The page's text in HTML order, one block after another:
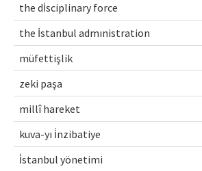
Author's Guide
Refereeing Guide
Contact Us
the dİsciplinary force
the İstanbul admınistration
müfettişlik
zeki paşa
millî hareket
kuva-yı i̇nzibatiye
i̇stanbul yönetimi